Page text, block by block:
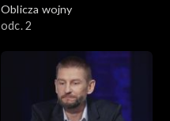
Oblicza wojny
odc. 2